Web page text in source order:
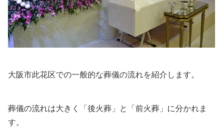
大阪市此花区での一般的な葬儀の流れを紹介します。
葬儀の流れは大きく「後火葬」と「前火葬」に分かれま
す。